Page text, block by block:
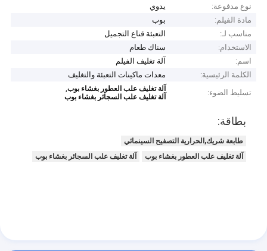
نوع مدفوعة:
يدوي
مادة الفيلم:
بوب
مناسب لـ:
التعبئة قناع التجميل
الاستخدام:
سناك طعام
اسم:
آلة تغليف الفيلم
الكلمة الرئيسية:
معدات ماكينات التعبئة والتغليف
تسليط الضوء:
آلة تغليف علب العطور بغشاء بوب,
آلة تغليف علب السجائر بغشاء بوب
بطاقة:
طابعة شريك,الحرارية التصفيح السينمائي
آلة تغليف علب العطور بغشاء بوب
آلة تغليف علب السجائر بغشاء بوب